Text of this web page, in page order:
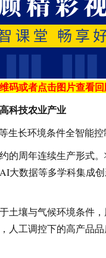
码或者点击图片查看
科技农业产业
生长环境条件全智能控
的周年连续生产形式
大数据等多学科集成
土壤与气候环境条件
人工调控下的高产品